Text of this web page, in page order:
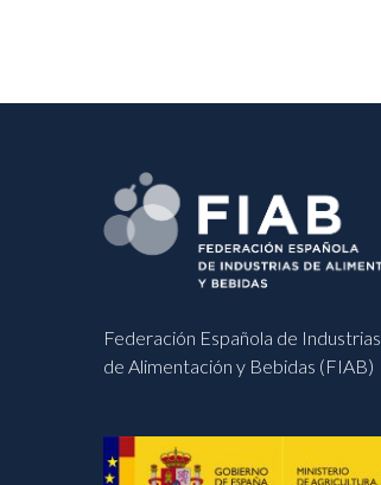
Federación Española de Industrias
de Alimentación y Bebidas (FIAB)